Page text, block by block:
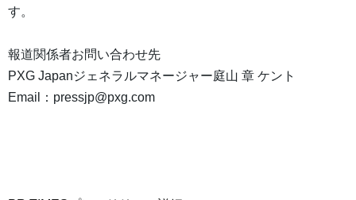
す。
報道関係者お問い合わせ先
PXG Japanジェネラルマネージャー庭山 章 ケント
Email：pressjp@pxg.com